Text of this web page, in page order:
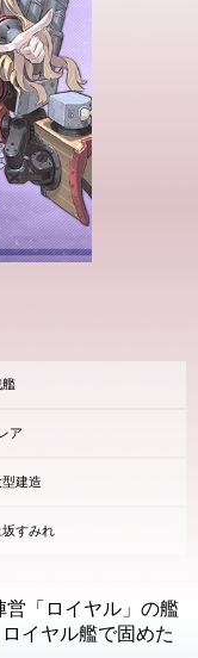
艦
ア
型建造
坂すみれ
営 「ロイヤル」 の艦
イヤル艦で固めた